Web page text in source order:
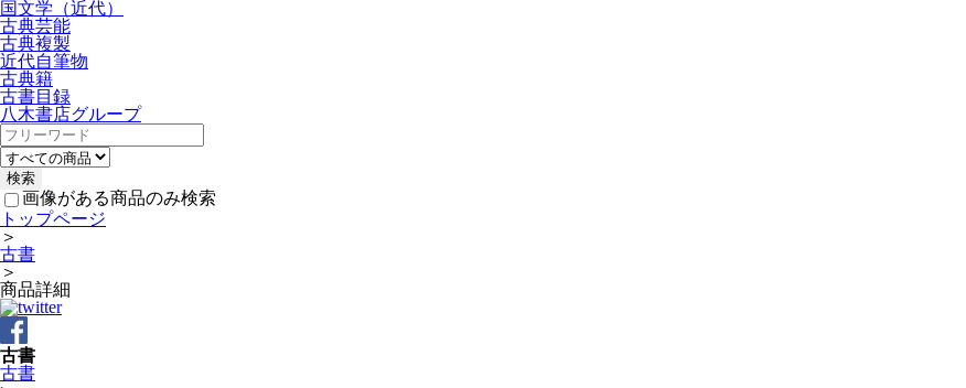
国文学（近代）
古典芸能
古典複製
近代自筆物
古典籍
古書目録
八木書店グループ
画像がある商品のみ検索
トップページ
＞
古書
＞
商品詳細
古書
古書